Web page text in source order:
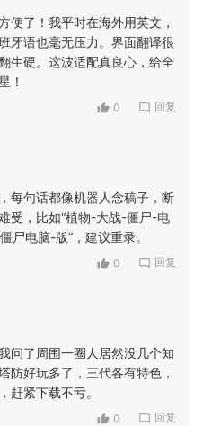
便了！我平时在海外用英文，
牙语也毫无压力。界面翻译很
生硬。这波适配真良心，给全
！
0 回复
每句话都像机器人念稿子，断
受，比如“植物-大战-僵尸-电
尸电脑-版”，建议重录。
0 回复
问了周围一圈人居然没几个知
防好玩多了，三代各有特色，
赶紧下载不亏。
0 回复